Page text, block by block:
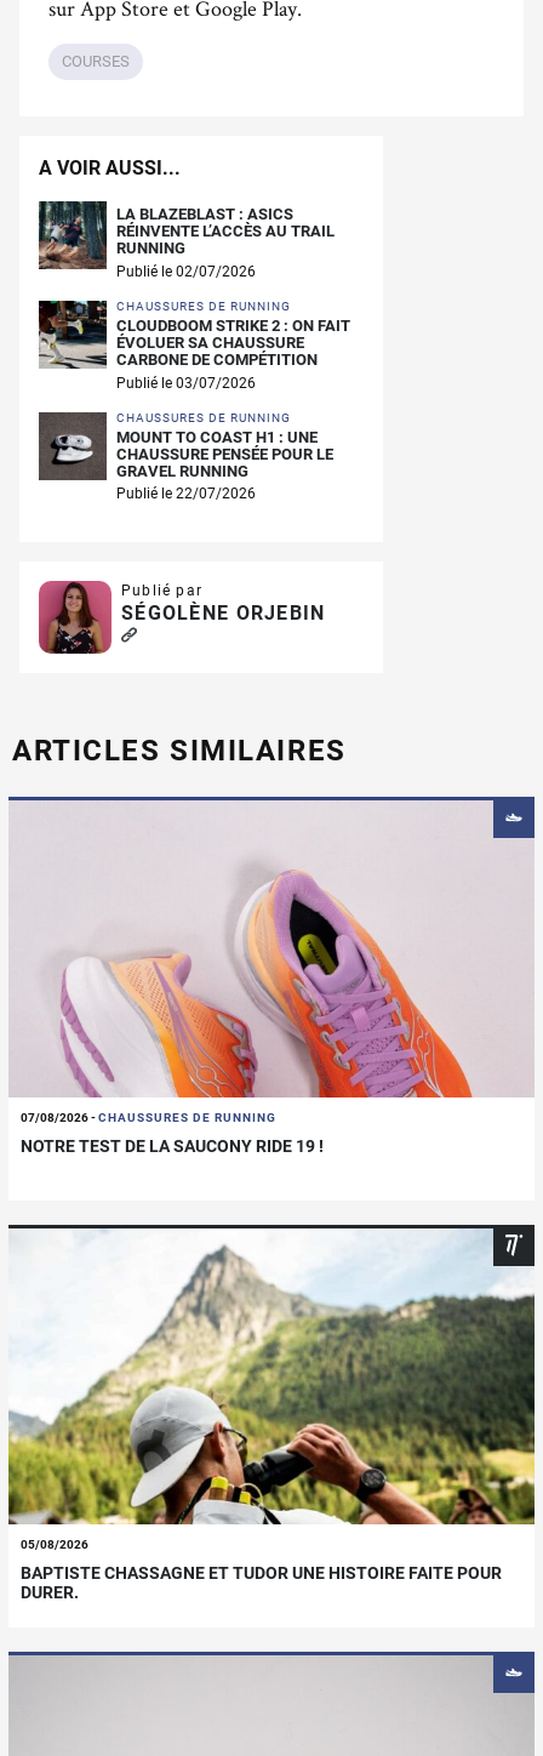
sur App Store et Google Play.
COURSES
A VOIR AUSSI...
LA BLAZEBLAST : ASICS
RÉINVENTE L’ACCÈS AU TRAIL
RUNNING
Publié le 02/07/2026
CHAUSSURES DE RUNNING
CLOUDBOOM STRIKE 2 : ON FAIT
ÉVOLUER SA CHAUSSURE
CARBONE DE COMPÉTITION
Publié le 03/07/2026
CHAUSSURES DE RUNNING
MOUNT TO COAST H1 : UNE
CHAUSSURE PENSÉE POUR LE
GRAVEL RUNNING
Publié le 22/07/2026
Publié par
SÉGOLÈNE ORJEBIN
ARTICLES SIMILAIRES
07/08/2026-CHAUSSURES DE RUNNING
NOTRE TEST DE LA SAUCONY RIDE 19 !
05/08/2026
BAPTISTE CHASSAGNE ET TUDOR UNE HISTOIRE FAITE POUR
DURER.